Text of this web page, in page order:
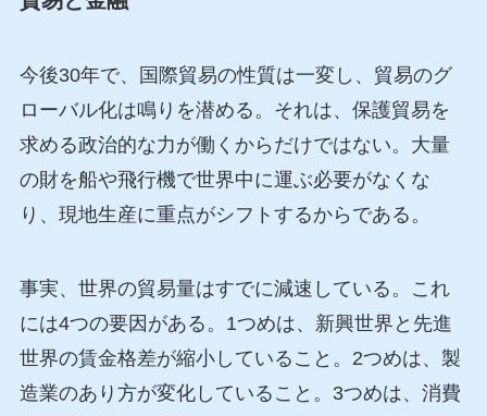
今後30年で、国際貿易の性質は一変し、貿易のグ
ローバル化は鳴りを潜める。それは、保護貿易を
求める政治的な力が働くからだけではない。大量
の財を船や飛行機で世界中に運ぶ必要がなくな
り、現地生産に重点がシフトするからである。
事実、世界の貿易量はすでに減速している。これ
には4つの要因がある。1つめは、新興世界と先進
世界の賃金格差が縮小していること。2つめは、製
造業のあり方が変化していること。3つめは、消費